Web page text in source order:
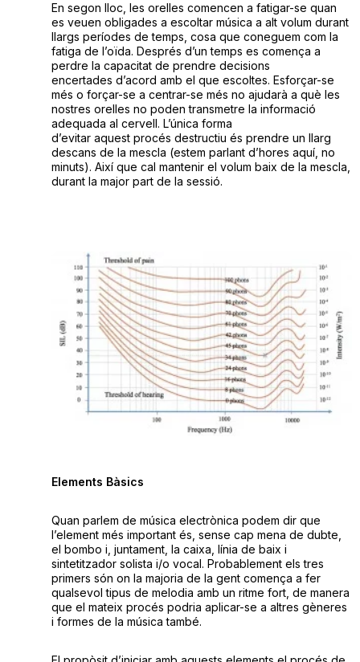
En segon lloc, les orelles comencen a fatigar-se quan
es veuen obligades a escoltar música a alt volum durant
llargs períodes de temps, cosa que coneguem com la
fatiga de l’oïda. Després d’un temps es comença a
perdre la capacitat de prendre decisions
encertades d’acord amb el que escoltes. Esforçar-se
més o forçar-se a centrar-se més no ajudarà a què les
nostres orelles no poden transmetre la informació
adequada al cervell. L’única forma
d’evitar aquest procés destructiu és prendre un llarg
descans de la mescla (estem parlant d’hores aquí, no
minuts). Així que cal mantenir el volum baix de la mescla,
durant la major part de la sessió.
Elements Bàsics
Quan parlem de música electrònica podem dir que
l’element més important és, sense cap mena de dubte,
el bombo i, juntament, la caixa, línia de baix i
sintetitzador solista i/o vocal. Probablement els tres
primers són on la majoria de la gent comença a fer
qualsevol tipus de melodia amb un ritme fort, de manera
que el mateix procés podria aplicar-se a altres gèneres
i formes de la música també.